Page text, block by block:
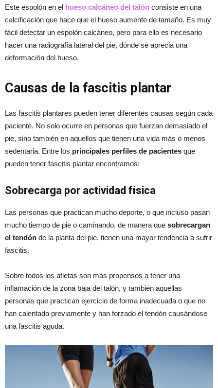
Este espolón en el hueso calcáneo del talón consiste en una
calcificación que hace que el hueso aumente de tamaño. Es muy
fácil detectar un espolón calcáneo, pero para ello es necesario
hacer una radiografía lateral del pie, dónde se aprecia una
deformación del hueso.
Causas de la fascitis plantar
Las fascitis plantares pueden tener diferentes causas según cada
paciente. No solo ocurre en personas que fuerzan demasiado el
pie, sino también en aquellos que tienen una vida más o menos
sedentaria. Entre los principales perfiles de pacientes que
pueden tener fascitis plantar encontramos:
Sobrecarga por actividad física
Las personas que practican mucho deporte, o que incluso pasan
mucho tiempo de pie o caminando, de manera que sobrecargan
el tendón de la planta del pie, tienen una mayor tendencia a sufrir
fascitis.
Sobre todos los atletas son más propensos a tener una
inflamación de la zona baja del talón, y también aquellas
personas que practican ejercicio de forma inadecuada o que no
han calentado previamente y han forzado el tendón causándose
una fascitis aguda.